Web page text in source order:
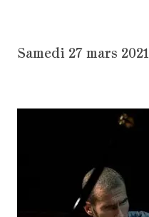
Samedi 27 mars 2021